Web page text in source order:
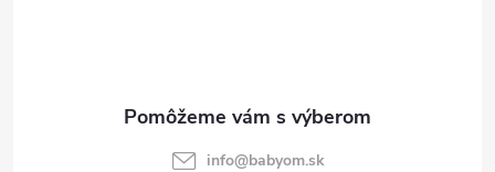
info@babyom.sk